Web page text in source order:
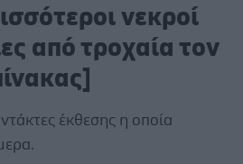
νεκροί
από τροχαία τον
έκθεσης η οποία